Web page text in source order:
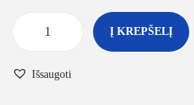
Į KREPŠELĮ
Išsaugoti